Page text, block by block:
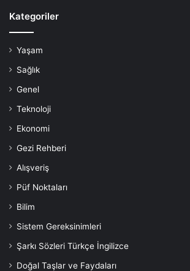
Kategoriler
Yaşam
Sağlık
Genel
Teknoloji
Ekonomi
Gezi Rehberi
Alışveriş
Püf Noktaları
Bilim
Sistem Gereksinimleri
Şarkı Sözleri Türkçe İngilizce
Doğal Taşlar ve Faydaları